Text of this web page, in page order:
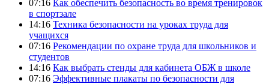
07:16 Как обеспечить безопасность во время тренировок
в спортзале
14:16 Техника безопасности на уроках труда для
учащихся
07:16 Рекомендации по охране труда для школьников и
студентов
14:16 Как выбрать стенды для кабинета ОБЖ в школе
07:16 Эффективные плакаты по безопасности для